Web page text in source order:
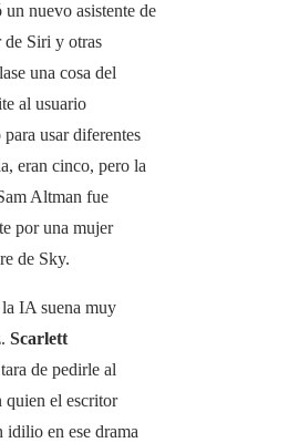
nuevo asistente de
de Siri y otras
una cosa del
al usuario
usar diferentes
eran cinco, pero la
Altman fue
por una mujer
de Sky.
IA suena muy
Scarlett
de pedirle al
quien el escritor
idilio en ese drama